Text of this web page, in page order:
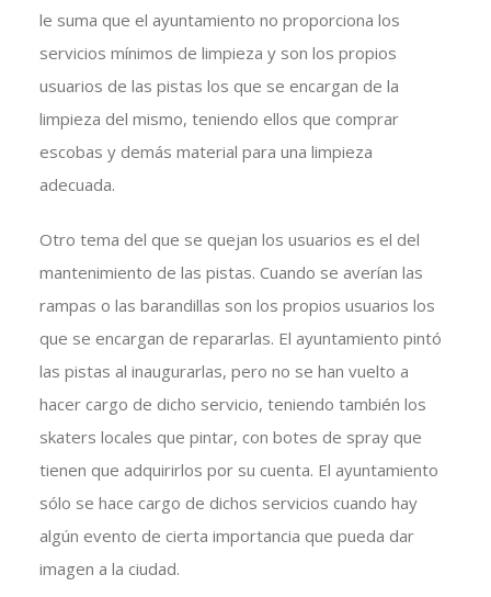
le suma que el ayuntamiento no proporciona los
servicios mínimos de limpieza y son los propios
usuarios de las pistas los que se encargan de la
limpieza del mismo, teniendo ellos que comprar
escobas y demás material para una limpieza
adecuada.
Otro tema del que se quejan los usuarios es el del
mantenimiento de las pistas. Cuando se averían las
rampas o las barandillas son los propios usuarios los
que se encargan de repararlas. El ayuntamiento pintó
las pistas al inaugurarlas, pero no se han vuelto a
hacer cargo de dicho servicio, teniendo también los
skaters locales que pintar, con botes de spray que
tienen que adquirirlos por su cuenta. El ayuntamiento
sólo se hace cargo de dichos servicios cuando hay
algún evento de cierta importancia que pueda dar
imagen a la ciudad.